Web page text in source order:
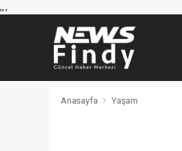
,,,
Anasayfa Yaşam